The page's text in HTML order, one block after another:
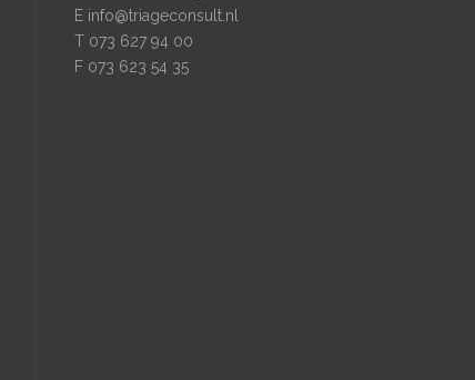
E info@triageconsult.nl
T 073 627 94 00
F 073 623 54 35